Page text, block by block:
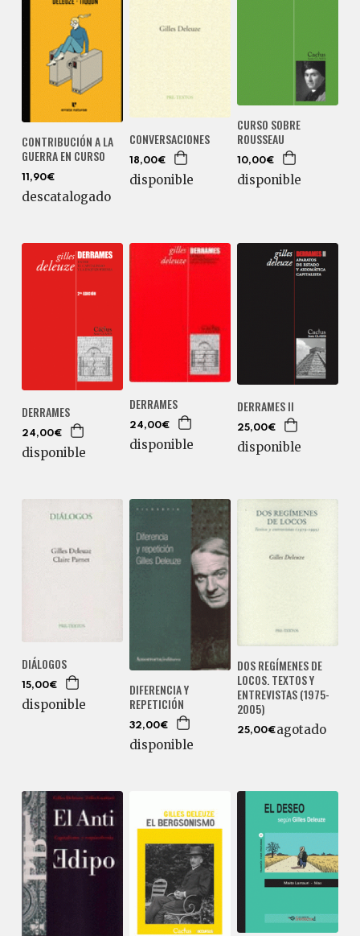
CONTRIBUCIÓN A LA
GUERRA EN CURSO
11,90€
descatalogado
CONVERSACIONES
18,00€
disponible
CURSO SOBRE
ROUSSEAU
10,00€
disponible
DERRAMES
24,00€
disponible
DERRAMES
24,00€
disponible
DERRAMES II
25,00€
disponible
DIÁLOGOS
15,00€
disponible
DIFERENCIA Y
REPETICIÓN
32,00€
disponible
DOS REGÍMENES DE
LOCOS. TEXTOS Y
ENTREVISTAS (1975-
2005)
25,00€agotado